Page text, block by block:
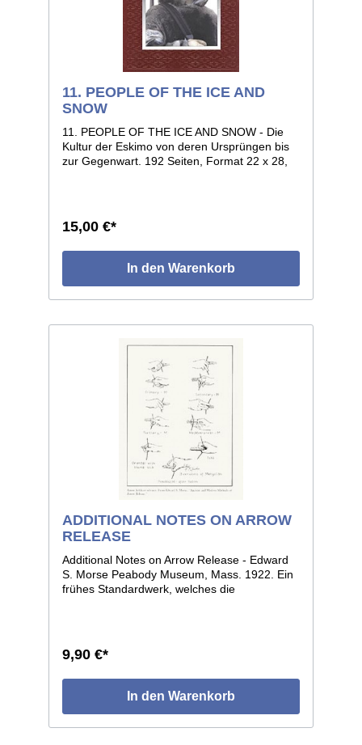
11. PEOPLE OF THE ICE AND
SNOW
11. PEOPLE OF THE ICE AND SNOW - Die
Kultur der Eskimo von deren Ursprüngen bis
zur Gegenwart. 192 Seiten, Format 22 x 28,
15,00 €*
In den Warenkorb
ADDITIONAL NOTES ON ARROW
RELEASE
Additional Notes on Arrow Release - Edward
S. Morse Peabody Museum, Mass. 1922. Ein
frühes Standardwerk, welches die
sondern auch die Techniken, die weltweit von
den Bogenschützen primitiver Völker, sowie
der Hochkulturen traditionellerweise
angewendet wurden. Illustriert mit Skizzen
9,90 €*
In den Warenkorb